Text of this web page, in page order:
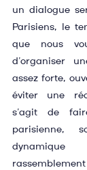
un dialogue
Parisiens, le
que nous
d’organiser
assez forte,
éviter une
s’agit de
parisienne,